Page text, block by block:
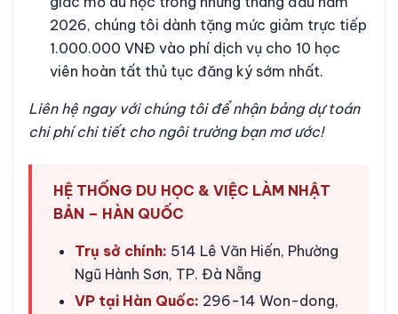
2026, chúng tôi dành tặng mức giảm trực tiếp
1.000.000 VNĐ vào phí dịch vụ cho 10 học
viên hoàn tất thủ tục đăng ký sớm nhất.
Liên hệ ngay với chúng tôi để nhận bảng dự toán
chi phí chi tiết cho ngôi trường bạn mơ ước!
HỆ THỐNG DU HỌC & VIỆC LÀM NHẬT
BẢN – HÀN QUỐC
Trụ sở chính: 514 Lê Văn Hiến, Phường
Ngũ Hành Sơn, TP. Đà Nẵng
VP tại Hàn Quốc: 296-14 Won-dong,